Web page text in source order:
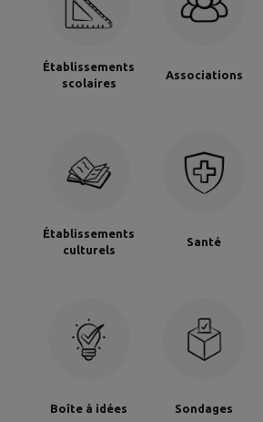
Établissements
scolaires
Associations
Établissements
culturels
Santé
Boîte à idées Sondages